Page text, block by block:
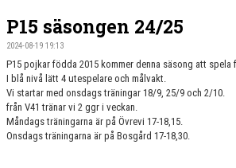
P15 säsongen 24/25
2024-08-19 19:13
P15 pojkar födda 2015 kommer denna säsong att spela
I blå nivå lätt 4 utespelare och målvakt.
Vi startar med onsdags träningar 18/9, 25/9 och 2/10.
från V41 tränar vi 2 ggr i veckan.
Måndags träningarna är på Övrevi 17-18,15.
Onsdags träningarna är på Bosgård 17-18,30.